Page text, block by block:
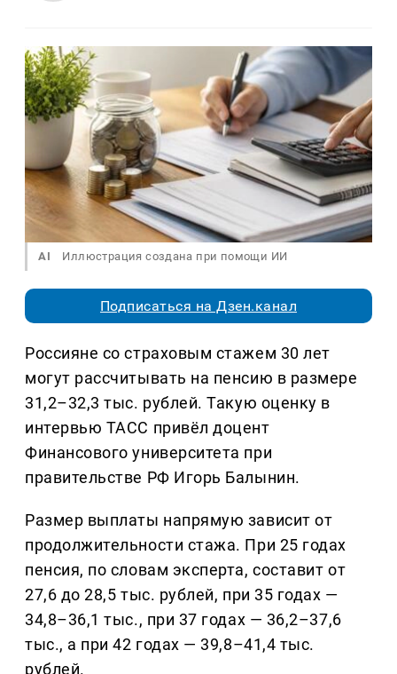
AI Иллюстрация создана при помощи ИИ
Подписаться на Дзен.канал
Россияне со страховым стажем 30 лет
могут рассчитывать на пенсию в размере
31,2–32,3 тыс. рублей. Такую оценку в
интервью ТАСС привёл доцент
Финансового университета при
правительстве РФ Игорь Балынин.
Размер выплаты напрямую зависит от
продолжительности стажа. При 25 годах
пенсия, по словам эксперта, составит от
27,6 до 28,5 тыс. рублей, при 35 годах —
34,8–36,1 тыс., при 37 годах — 36,2–37,6
тыс., а при 42 годах — 39,8–41,4 тыс.
рублей.